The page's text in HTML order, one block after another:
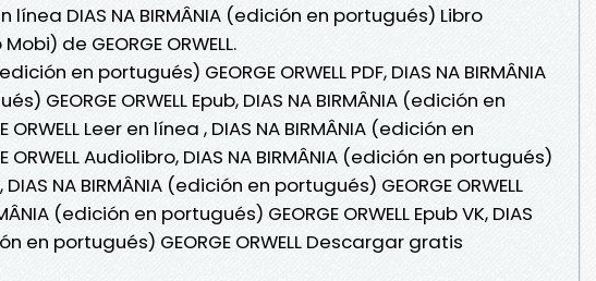
línea DIAS NA BIRMÂNIA (edición en portugués) Libro
de GEORGE ORWELL.
en portugués) GEORGE ORWELL PDF, DIAS NA BIRMÂNIA
GEORGE ORWELL Epub, DIAS NA BIRMÂNIA (edición en
ORWELL Leer en línea , DIAS NA BIRMÂNIA (edición en
ORWELL Audiolibro, DIAS NA BIRMÂNIA (edición en portugués)
DIAS NA BIRMÂNIA (edición en portugués) GEORGE ORWELL
(edición en portugués) GEORGE ORWELL Epub VK, DIAS
en portugués) GEORGE ORWELL Descargar gratis